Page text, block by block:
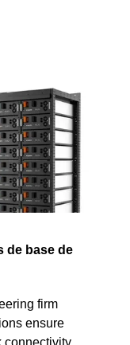
de base de
firm
ensure
connectivity,